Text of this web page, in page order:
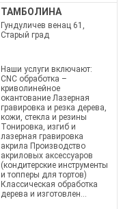
ТАМБОЛИНА
Гундуличев венац 61,
Старый град
Наши услуги включают:
CNC обработка –
криволинейное
окантование Лазерная
гравировка и резка дерева,
кожи, стекла и резины
Тонировка, изгиб и
лазерная гравировка
акрила Производство
акриловых аксессуаров
(кондитерские инструменты
и топперы для тортов)
Классическая обработка
дерева и изготовлен...